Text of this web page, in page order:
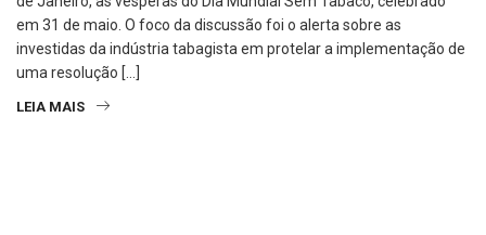
em 31 de maio. O foco da discussão foi o alerta sobre as
investidas da indústria tabagista em protelar a implementação de
uma resolução […]
LEIA MAIS